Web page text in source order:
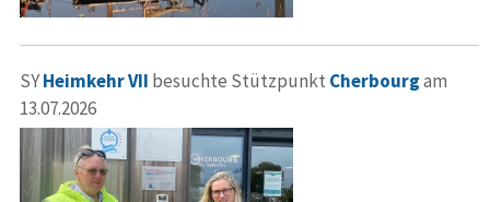
SYHeimkehr VII besuchte Stützpunkt Cherbourgam
13.07.2026